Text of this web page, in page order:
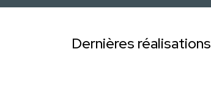
Dernières réalisations